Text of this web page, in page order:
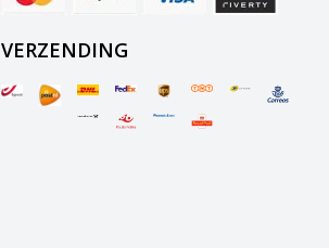
VERZENDING